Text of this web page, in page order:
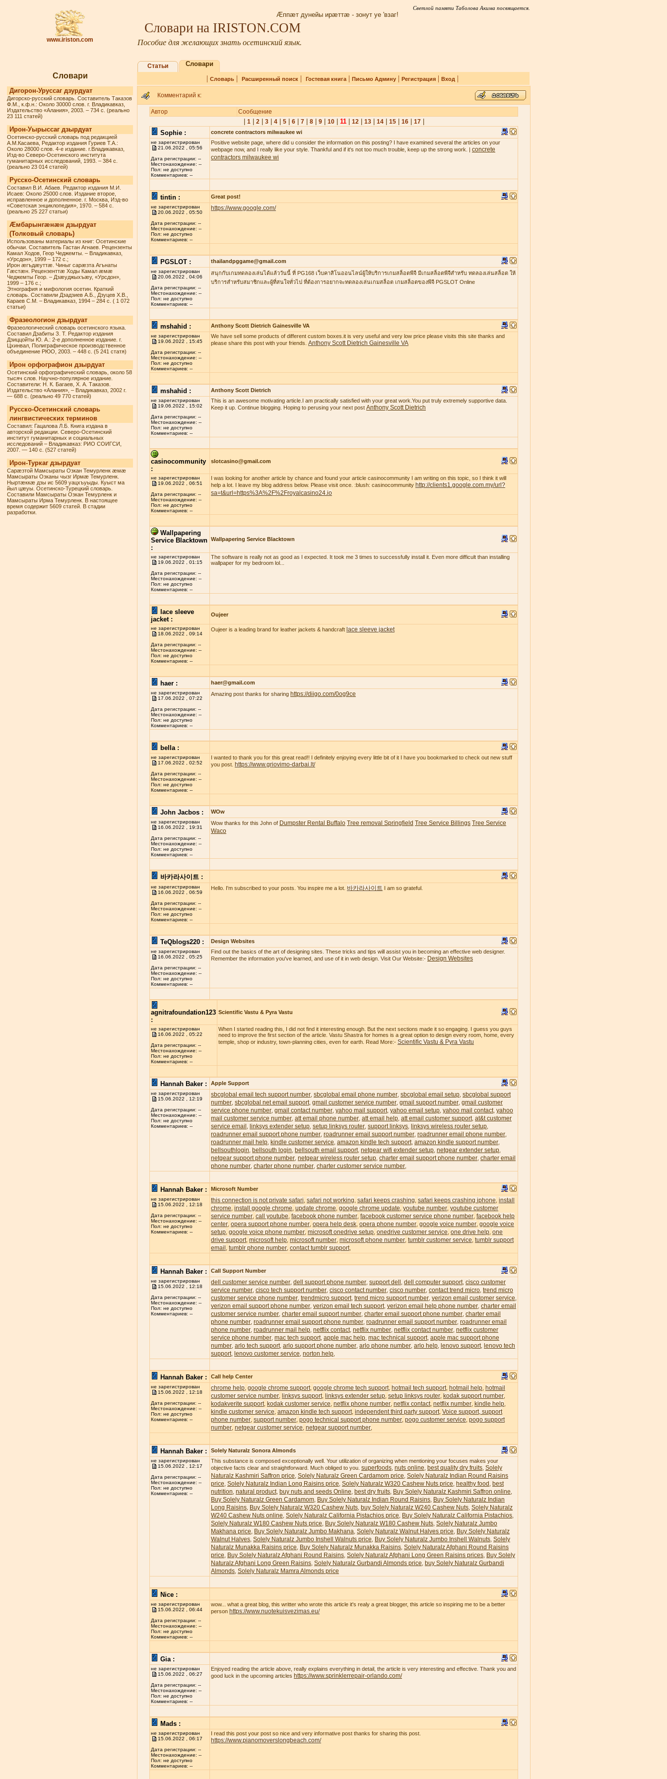
www.iriston.com
Светлой памяти Таболова Акима посвящается.
Æппæт дунейы ирæттæ - зонут уе 'взаг!
Словари на IRISTON.COM
Пособие для желающих знать осетинский язык.
Словари
Дигорон-Уруссаг дзурдуат
Дигорско-русский словарь. Составитель Таказов
Ф.М., к.ф.н.: Около 30000 слов. г. Владикавказ,
Издательство «Алания», 2003. – 734 с. (реально
23 111 статей)
Ирон-Уырыссаг дзырдуат
Осетинско-русский словарь под редакцией
А.М.Касаева, Редактор издания Гуриев Т.А.:
Около 28000 слов. 4-е издание. г.Владикавказ,
Изд-во Северо-Осетинского института
гуманитарных исследований, 1993. – 384 с.
(реально 23 014 статей)
Русско-Осетинский словарь
Составил В.И. Абаев. Редактор издания М.И.
Исаев: Около 25000 слов. Издание второе,
исправленное и дополненное. г. Москва, Изд-во
«Советская энциклопедия», 1970. – 584 с.
(реально 25 227 статьи)
Æмбарынгæнæн дзырдуат
(Толковый словарь)
Использованы материалы из книг: Осетинские
обычаи. Составитель Гастан Агнаев. Рецензенты
Камал Ходов, Геор Чеджемты. – Владикавказ,
«Урсдон», 1999 – 172 с.;
Ирон æгъдæуттæ. Чиныг сарæзта Агънаты
Гæстæн. Рецензенттæ Ходы Камал æмæ
Чеджемты Геор. – Дзæуджыхъæу, «Урсдон»,
1999 – 176 с.;
Этнография и мифология осетин. Краткий
словарь. Составили Дзадзиев А.Б., Дзуцев Х.В.,
Караев С.М. – Владикавказ, 1994 – 284 с. ( 1 072
статьи)
Фразеологион дзырдуат
Фразеологический словарь осетинского языка.
Составил Дзабиты З. Т. Редактор издания
Дзиццойты Ю. А.: 2-е дополненное издание. г.
Цхинвал, Полиграфическое производственное
объединение РЮО, 2003. – 448 с. (5 241 статя)
Ирон орфографион дзырдуат
Осетинский орфографический словарь, около 58
тысяч слов. Научно-популярное издание.
Составители: Н. К. Багаев, Х. А. Таказов.
Издательство «Алания», – Владикавказ, 2002 г.
— 688 с. (реально 49 770 статей)
Русско-Осетинский словарь
лингвистических терминов
Составил: Гацалова Л.Б. Книга издана в
авторской редакции. Северо-Осетинский
институт гуманитарных и социальных
исследований – Владикавказ: РИО СОИГСИ,
2007. — 140 с. (527 статей)
Ирон-Туркаг дзырдуат
Сарæзтой Мамсыраты Озкан Темурленк æмæ
Мамсыраты Озканы чызг Ирмæ Темурленк.
Ныртæккæ дзы ис 5609 уацхъуыды. Куыст ма
йыл цæуы. Осетинско-Турецкий словарь.
Составили Мамсыраты Озкан Темурленк и
Мамсыраты Ирма Темурленк. В настоящее
время содержит 5609 статей. В стадии
разработки.
Статьи Словари
| Словарь| Расширенный поиск| Гостевая книга| Письмо Админу| Регистрация| Вход |
Комментарий к:
Автор Сообщение
1| 2| 3| 4| 5| 6| 7| 8| 9| 10| 11| 12| 13| 14| 15| 16| 17|
Sophie :
concrete contractors milwaukee wi
не зарегистрирован
21.06.2022 , 05:56
Дата регистрации: --
Местонахождение: --
Пол: не доступно
Комментариев: --
Positive website page, where did u consider the information on this posting? I have examined several the articles on your
webpage now, and I really like your style. Thankful and if it's not too much trouble, keep up the strong work. | concrete
contractors milwaukee wi
tintin : Great post!
не зарегистрирован
20.06.2022 , 05:50
Дата регистрации: --
Местонахождение: --
Пол: не доступно
Комментариев: --
https://www.google.com/
PGSLOT : thailandpggame@gmail.com
не зарегистрирован
20.06.2022 , 04:06
Дата регистрации: --
Местонахождение: --
Пол: не доступно
Комментариев: --
สนุกกับเกมทดลองเล่นได้แล้ววันนี้ ที่ PG168 เว็บคาสิโนออนไลน์ผู้ให้บริการเกมสล็อตพีจี มีเกมสล็อตพีจีสำหรับ ทดลองเล่นสล็อต ให้
บริการสำหรับสมาชิกและผู้ที่สนใจทั่วไป ที่ต้องการอยากจะทดลองเล่นเกมสล็อต เกมสล็อตของพีจี PGSLOT Online
mshahid : Anthony Scott Dietrich Gainesville VA
не зарегистрирован
19.06.2022 , 15:45
Дата регистрации: --
Местонахождение: --
Пол: не доступно
Комментариев: --
We have sell some products of different custom boxes.it is very useful and very low price please visits this site thanks and
please share this post with your friends. Anthony Scott Dietrich Gainesville VA
mshahid : Anthony Scott Dietrich
не зарегистрирован
19.06.2022 , 15:02
Дата регистрации: --
Местонахождение: --
Пол: не доступно
Комментариев: --
This is an awesome motivating article.I am practically satisfied with your great work.You put truly extremely supportive data.
Keep it up. Continue blogging. Hoping to perusing your next post Anthony Scott Dietrich
casinocommunity
:
slotcasino@gmail.com
не зарегистрирован
19.06.2022 , 06:51
Дата регистрации: --
Местонахождение: --
Пол: не доступно
Комментариев: --
I was looking for another article by chance and found your article casinocommunity I am writing on this topic, so I think it will
help a lot. I leave my blog address below. Please visit once. :blush: casinocommunity http://clients1.google.com.my/url?
sa=t&url=https%3A%2F%2Froyalcasino24.io
Wallpapering
Service Blacktown
:
Wallpapering Service Blacktown
не зарегистрирован
19.06.2022 , 01:15
Дата регистрации: --
Местонахождение: --
Пол: не доступно
Комментариев: --
The software is really not as good as I expected. It took me 3 times to successfully install it. Even more difficult than installing
wallpaper for my bedroom lol...
lace sleeve
jacket :
Oujeer
не зарегистрирован
18.06.2022 , 09:14
Дата регистрации: --
Местонахождение: --
Пол: не доступно
Комментариев: --
Oujeer is a leading brand for leather jackets & handcraft lace sleeve jacket
haer : haer@gmail.com
не зарегистрирован
17.06.2022 , 07:22
Дата регистрации: --
Местонахождение: --
Пол: не доступно
Комментариев: --
Amazing post thanks for sharing https://diigo.com/0og9ce
bella :
не зарегистрирован
17.06.2022 , 02:52
Дата регистрации: --
Местонахождение: --
Пол: не доступно
Комментариев: --
I wanted to thank you for this great read!! I definitely enjoying every little bit of it I have you bookmarked to check out new stuff
you post.
https://www.griovimo-darbai.lt/
John Jacbos : WOw
не зарегистрирован
16.06.2022 , 19:31
Дата регистрации: --
Местонахождение: --
Пол: не доступно
Комментариев: --
Wow thanks for this John of Dumpster Rental Buffalo Tree removal Springfield Tree Service Billings Tree Service
Waco
바카라사이트 :
не зарегистрирован
16.06.2022 , 06:59
Дата регистрации: --
Местонахождение: --
Пол: не доступно
Комментариев: --
Hello. I'm subscribed to your posts. You inspire me a lot. 바카라사이트 I am so grateful.
TeQblogs220 : Design Websites
не зарегистрирован
16.06.2022 , 05:25
Дата регистрации: --
Местонахождение: --
Пол: не доступно
Комментариев: --
Find out the basics of the art of designing sites. These tricks and tips will assist you in becoming an effective web designer.
Remember the information you've learned, and use of it in web design. Visit Our Website:- Design Websites
agnitrafoundation123
:
Scientific Vastu & Pyra Vastu
не зарегистрирован
16.06.2022 , 05:22
Дата регистрации: --
Местонахождение: --
Пол: не доступно
Комментариев: --
When I started reading this, I did not find it interesting enough. But the next sections made it so engaging. I guess you guys
need to improve the first section of the article. Vastu Shastra for homes is a great option to design every room, home, every
temple, shop or industry, town-planning cities, even for earth. Read More:- Scientific Vastu & Pyra Vastu
Hannah Baker : Apple Support
не зарегистрирован
15.06.2022 , 12:19
Дата регистрации: --
Местонахождение: --
Пол: не доступно
Комментариев: --
sbcglobal email tech support number sbcglobal email phone number sbcglobal email setup sbcglobal support
number sbcglobal net email support, gmail customer service number gmail support number gmail customer
service phone number gmail contact number yahoo mail support, yahoo email setup yahoo mail contact, yahoo
mail customer service number att email phone number att email help att email customer support, at&t customer
service email
linksys extender setup setup linksys router support linksys linksys wireless router setup
roadrunner email support phone number roadrunner email support number roadrunner email phone number
roadrunner mail help kindle customer service amazon kindle tech support, amazon kindle support number
bellsouthlogin bellsouth login bellsouth email support, netgear wifi extender setup netgear extender setup
netgear support phone number netgear wireless router setup charter email support phone number charter email
phone number charter phone number charter customer service number
Hannah Baker : Microsoft Number
не зарегистрирован
15.06.2022 , 12:18
Дата регистрации: --
Местонахождение: --
Пол: не доступно
Комментариев: --
this connection is not private safari safari not working safari keeps crashing safari keeps crashing iphone install
chrome install google chrome update chrome google chrome update youtube number youtube customer
service number call youtube facebook phone number facebook customer service phone number facebook help
center opera support phone number opera help desk opera phone number google voice number google voice
setup google voice phone number microsoft onedrive setup onedrive customer service one drive help one
drive support microsoft help microsoft number microsoft phone number tumblr customer service tumblr support
email
tumblr phone number contact tumblr support
Hannah Baker : Call Support Number
не зарегистрирован
15.06.2022 , 12:18
Дата регистрации: --
Местонахождение: --
Пол: не доступно
Комментариев: --
dell customer service number dell support phone number support dell dell computer support, cisco customer
service number cisco tech support number cisco contact number cisco number contact trend micro trend micro
customer service phone number trendmicro support, trend micro support number verizon email customer service
verizon email support phone number verizon email tech support, verizon email help phone number charter email
customer service number charter email support number charter email support phone number charter email
phone number roadrunner email support phone number roadrunner email support number roadrunner email
phone number roadrunner mail help netflix contact, netflix number netflix contact number netflix customer
service phone number mac tech support, apple mac help mac technical support, apple mac support phone
number arlo tech support, arlo support phone number arlo phone number arlo help lenovo support,
lenovo tech
support, lenovo customer service norton help
Hannah Baker : Call help Center
не зарегистрирован
15.06.2022 , 12:18
Дата регистрации: --
Местонахождение: --
Пол: не доступно
Комментариев: --
chrome help google chrome support google chrome tech support hotmail tech support hotmail help hotmail
customer service number
linksys support linksys extender setup setup linksys router kodak support number
kodakverite support kodak customer service netflix phone number netflix contact netflix number kindle help
kindle customer service amazon kindle tech support independent third party support Voice support, support
phone number support number pogo technical support phone number pogo customer service pogo support
number netgear customer service netgear support number
Hannah Baker : Solely Naturalz Sonora Almonds
не зарегистрирован
15.06.2022 , 12:17
Дата регистрации: --
Местонахождение: --
Пол: не доступно
Комментариев: --
This substance is composed exceptionally well. Your utilization of organizing when mentioning your focuses makes your
objective facts clear and straightforward. Much obliged to you. superfoods nuts online best quality dry fruits Solely
Naturalz Kashmiri Saffron price Solely Naturalz Green Cardamom price Solely Naturalz Indian Round Raisins
price Solely Naturalz Indian Long Raisins price Solely Naturalz W320 Cashew Nuts price healthy food
best
nutrition natural product, buy nuts and seeds Online best dry fruits Buy Solely Naturalz Kashmiri Saffron online
Buy Solely Naturalz Green Cardamom Buy Solely Naturalz Indian Round Raisins Buy Solely Naturalz Indian
Long Raisins Buy Solely Naturalz W320 Cashew Nuts buy Solely Naturalz W240 Cashew Nuts Solely Naturalz
W240 Cashew Nuts online Solely Naturalz California Pistachios price Buy Solely Naturalz California Pistachios
Solely Naturalz W180 Cashew Nuts price Buy Solely Naturalz W180 Cashew Nuts Solely Naturalz Jumbo
Makhana price
Buy Solely Naturalz Jumbo Makhana Solely Naturalz Walnut Halves price
Buy Solely Naturalz
Walnut Halves Solely Naturalz Jumbo Inshell Walnuts price Buy Solely Naturalz Jumbo Inshell Walnuts Solely
Naturalz Munakka Raisins price
Buy Solely Naturalz Munakka Raisins Solely Naturalz Afghani Round Raisins
price
Buy Solely Naturalz Afghani Round Raisins Solely Naturalz Afghani Long Green Raisins prices Buy Solely
Naturalz Afghani Long Green Raisins Solely Naturalz Gurbandi Almonds price buy Solely Naturalz Gurbandi
Almonds Solely Naturalz Mamra Almonds price
Nice :
не зарегистрирован
15.06.2022 , 06:44
Дата регистрации: --
Местонахождение: --
Пол: не доступно
Комментариев: --
wow... what a great blog, this writter who wrote this article it's realy a great blogger, this article so inspiring me to be a better
person https://www.nuotekuisvezimas.eu/
Gia :
не зарегистрирован
15.06.2022 , 06:27
Дата регистрации: --
Местонахождение: --
Пол: не доступно
Комментариев: --
Enjoyed reading the article above, really explains everything in detail, the article is very interesting and effective. Thank you and
good luck in the upcoming articles https://www.sprinklerrepair-orlando.com/
Mads :
не зарегистрирован
15.06.2022 , 06:17
Дата регистрации: --
Местонахождение: --
Пол: не доступно
Комментариев: --
I read this post your post so nice and very informative post thanks for sharing this post.
https://www.pianomoverslongbeach.com/